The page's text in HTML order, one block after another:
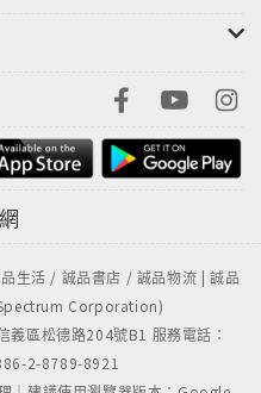
生活 / 誠品書店 / 誠品物流 | 誠品
Corporation)
區松德路204號B1 服務電話：
2-8789-8921